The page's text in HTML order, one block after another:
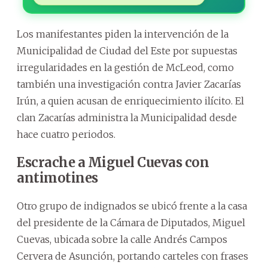
Los manifestantes piden la intervención de la
Municipalidad de Ciudad del Este por supuestas
irregularidades en la gestión de McLeod, como
también una investigación contra Javier Zacarías
Irún, a quien acusan de enriquecimiento ilícito. El
clan Zacarías administra la Municipalidad desde
hace cuatro periodos.
Escrache a Miguel Cuevas con
antimotines
Otro grupo de indignados se ubicó frente a la casa
del presidente de la Cámara de Diputados, Miguel
Cuevas, ubicada sobre la calle Andrés Campos
Cervera de Asunción, portando carteles con frases